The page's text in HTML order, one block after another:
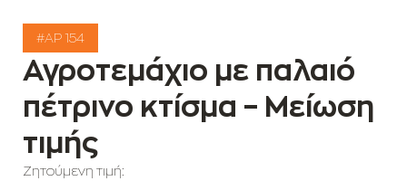
#AP 154
Αγροτεμάχιο με παλαιό
πέτρινο κτίσμα – Μείωση
τιμής
Ζητούμενη τιμή: